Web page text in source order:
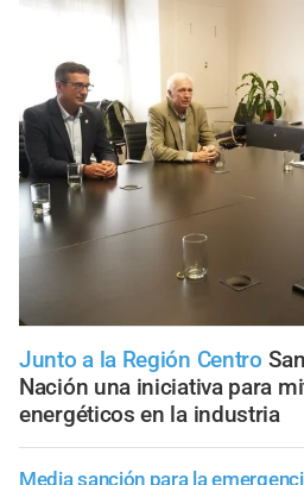
Junto a la Región Centro
Nación una iniciativa para
energéticos en la industria
Media sanción para la